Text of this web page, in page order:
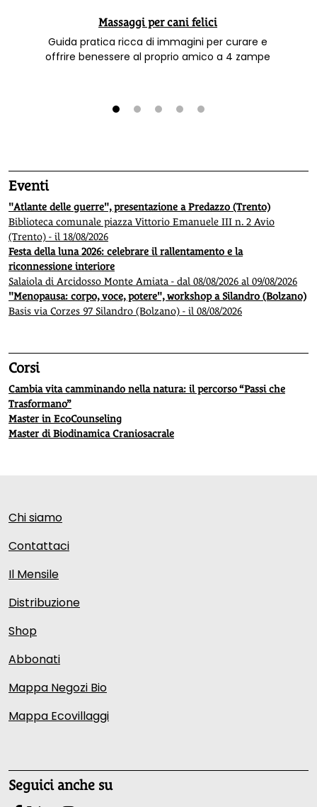
Massaggi per cani felici
Guida pratica ricca di immagini per curare e
offrire benessere al proprio amico a 4 zampe
Eventi
"Atlante delle guerre", presentazione a Predazzo (Trento)
Biblioteca comunale piazza Vittorio Emanuele III n. 2 Avio
(Trento) - il 18/08/2026
Festa della luna 2026: celebrare il rallentamento e la
riconnessione interiore
Salaiola di Arcidosso Monte Amiata - dal 08/08/2026 al 09/08/2026
"Menopausa: corpo, voce, potere", workshop a Silandro (Bolzano)
Basis via Corzes 97 Silandro (Bolzano) - il 08/08/2026
Corsi
Cambia vita camminando nella natura: il percorso “Passi che
Trasformano”
Master in EcoCounseling
Master di Biodinamica Craniosacrale
Chi siamo
Contattaci
Il Mensile
Distribuzione
Shop
Abbonati
Mappa Negozi Bio
Mappa Ecovillaggi
Seguici anche su